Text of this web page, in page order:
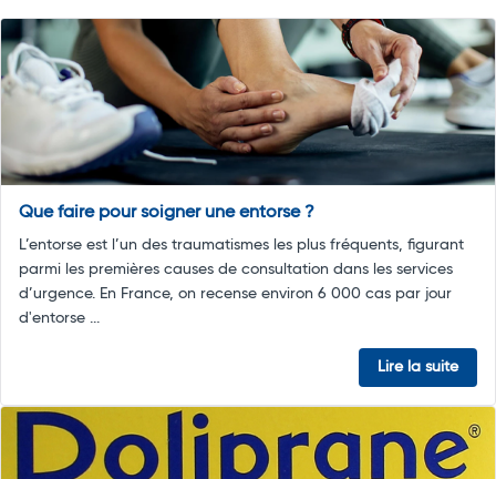
Que faire pour soigner une entorse ?
L’entorse est l’un des traumatismes les plus fréquents, figurant
parmi les premières causes de consultation dans les services
d’urgence. En France, on recense environ 6 000 cas par jour
d'entorse ...
Lire la suite